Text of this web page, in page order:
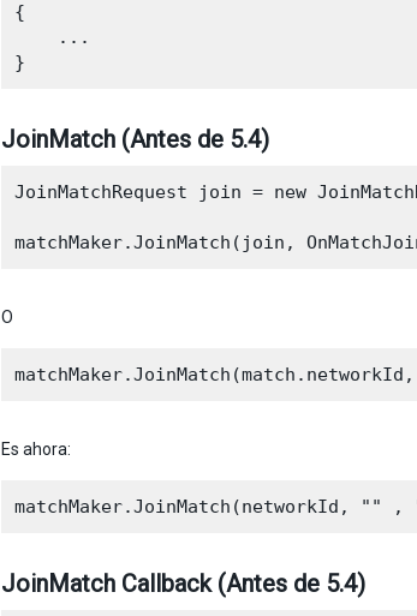
{
    ...
JoinMatch (Antes de 5.4)
JoinMatchRequest join = new
O
Es ahora:
JoinMatch Callback (Antes de 5.4)